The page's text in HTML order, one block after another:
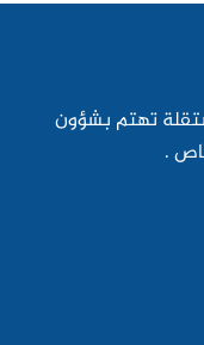
تهتم بشؤون
.